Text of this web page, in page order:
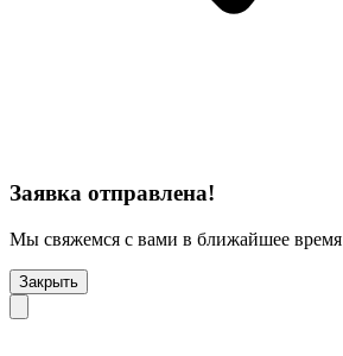
Заявка отправлена!
Мы свяжемся с вами в ближайшее время
Закрыть